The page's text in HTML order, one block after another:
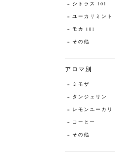
シトラス 101
ユーカリミント
モカ 101
その他
アロマ別
ミモザ
タンジェリン
レモンユーカリ
コーヒー
その他